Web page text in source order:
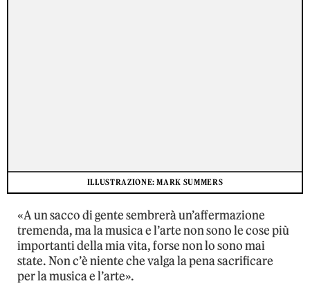
ILLUSTRAZIONE: MARK SUMMERS
«A un sacco di gente sembrerà un’affermazione
tremenda, ma la musica e l’arte non sono le cose più
importanti della mia vita, forse non lo sono mai
state. Non c’è niente che valga la pena sacrificare
per la musica e l’arte».